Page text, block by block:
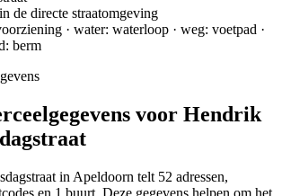
de directe straatomgeving
· water: waterloop · weg: voetpad ·
berm
voor Hendrik
in Apeldoorn telt 52 adressen,